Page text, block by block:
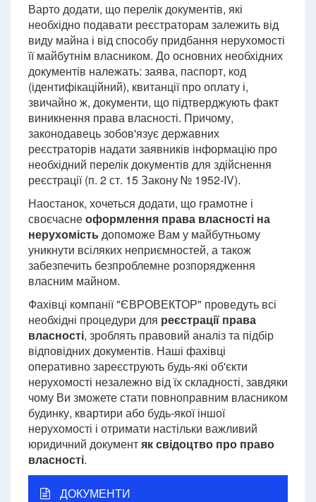
Варто додати, що перелік документів, які
необхідно подавати реєстраторам залежить від
виду майна і від способу придбання нерухомості
її майбутнім власником. До основних необхідних
документів належать: заява, паспорт, код
(ідентифікаційний), квитанції про оплату і,
звичайно ж, документи, що підтверджують факт
виникнення права власності. Причому,
законодавець зобов'язує державних
реєстраторів надати заявників інформацію про
необхідний перелік документів для здійснення
реєстрації (п. 2 ст. 15 Закону № 1952-IV).
Наостанок, хочеться додати, що грамотне і
своєчаснеоформлення права власності на
нерухомістьдопоможе Вам у майбутньому
уникнути всіляких неприємностей, а також
забезпечить безпроблемне розпорядження
власним майном.
Фахівці компанії "ЄВРОВЕКТОР" проведуть всі
необхідні процедури для реєстрації права
власності, зроблять правовий аналіз та підбір
відповідних документів. Наші фахівці
оперативно зареєструють будь-які об'єкти
нерухомості незалежно від їх складності, завдяки
чому Ви зможете стати повноправним власником
будинку, квартири або будь-якої іншої
нерухомості і отримати настільки важливий
юридичний документяк свідоцтво про право
власності.
ДОКУМЕНТИ